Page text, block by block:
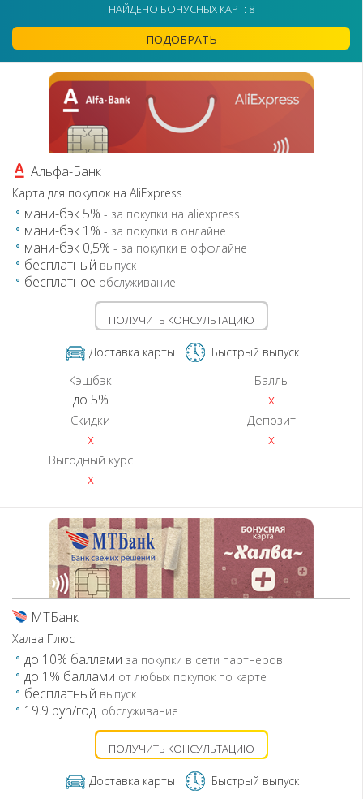
Белинвестбанк
Идея Банк
МТБанк
Приорбанк
РРБ-Банк
Сбербанк
Технобанк
НАЙДЕНО БОНУСНЫХ КАРТ: 8
ПОДОБРАТЬ
Альфа-Банк
Карта для покупок на AliExpress
мани-бэк 5% - за покупки на aliexpress
мани-бэк 1% - за покупки в онлайне
мани-бэк 0,5% - за покупки в оффлайне
бесплатный выпуск
бесплатное обслуживание
ПОЛУЧИТЬ КОНСУЛЬТАЦИЮ
Доставка карты Быстрый выпуск
Кэшбэк
до 5%
Баллы
x
Скидки
x
Депозит
x
Выгодный курс
x
МТБанк
Халва Плюс
до 10% баллами за покупки в сети партнеров
до 1% баллами от любых покупок по карте
бесплатный выпуск
19.9 byn/год. обслуживание
ПОЛУЧИТЬ КОНСУЛЬТАЦИЮ
Доставка карты Быстрый выпуск